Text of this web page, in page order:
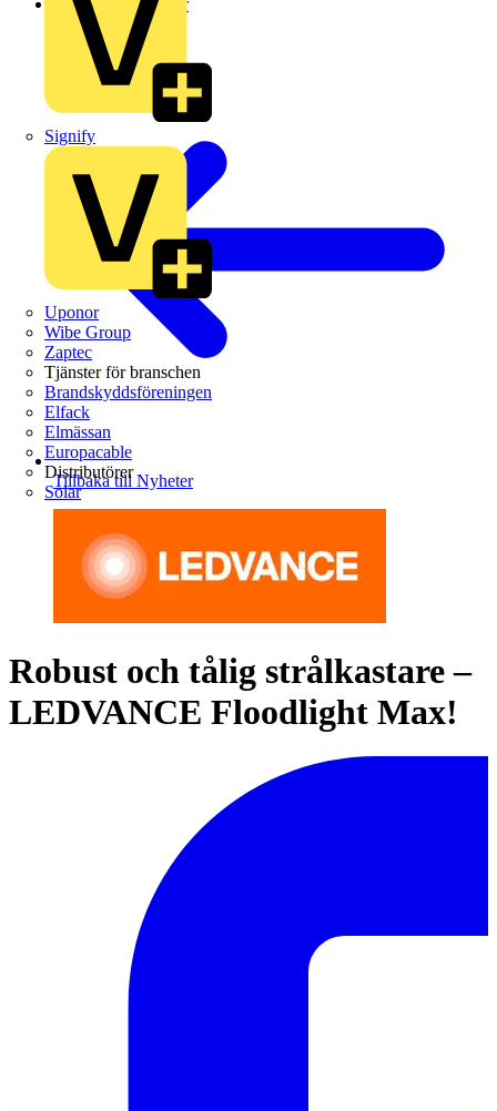
Signify
Uponor
Wibe Group
Zaptec
Tjänster för branschen
Brandskyddsföreningen
Elfack
Elmässan
Europacable
Distributörer
Solar
Tillbaka till Nyheter
Robust och tålig strålkastare –
LEDVANCE Floodlight Max!